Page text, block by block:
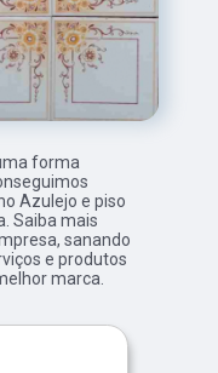
forma
Azulejo e piso
Saiba mais
sanando
e produtos
marca.